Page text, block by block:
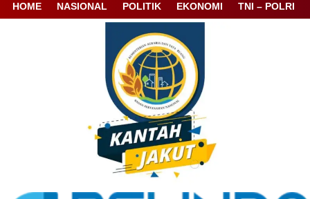
HOME NASIONAL POLITIK EKONOMI TNI – POLRI